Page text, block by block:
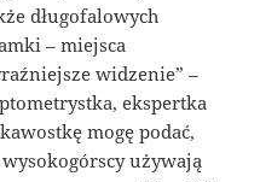
długofalowych
– miejsca
widzenie” –
ekspertka
mogę podać,
używają